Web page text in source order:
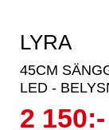
LYRA
45CM
LED -
2 150:-